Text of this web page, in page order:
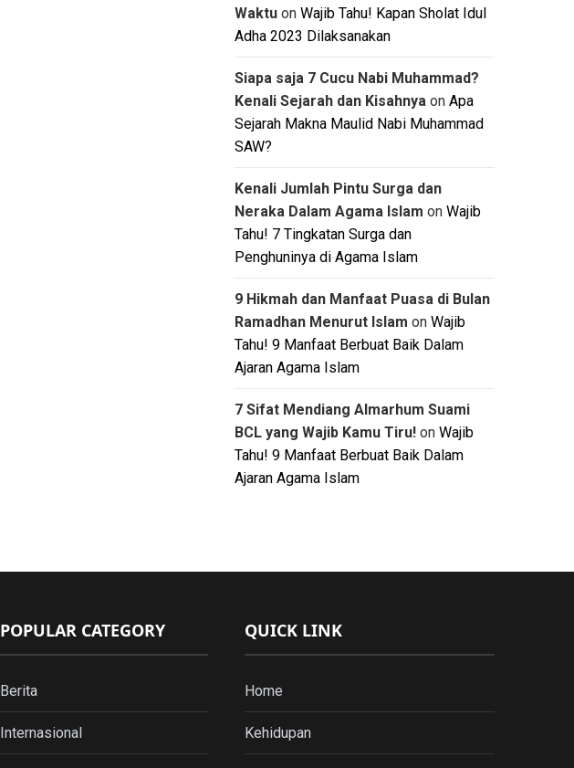
Waktu on Wajib Tahu! Kapan Sholat Idul
Adha 2023 Dilaksanakan
Siapa saja 7 Cucu Nabi Muhammad?
Kenali Sejarah dan Kisahnya on Apa
Sejarah Makna Maulid Nabi Muhammad
SAW?
Kenali Jumlah Pintu Surga dan
Neraka Dalam Agama Islam on Wajib
Tahu! 7 Tingkatan Surga dan
Penghuninya di Agama Islam
9 Hikmah dan Manfaat Puasa di Bulan
Ramadhan Menurut Islam on Wajib
Tahu! 9 Manfaat Berbuat Baik Dalam
Ajaran Agama Islam
7 Sifat Mendiang Almarhum Suami
BCL yang Wajib Kamu Tiru! on Wajib
Tahu! 9 Manfaat Berbuat Baik Dalam
Ajaran Agama Islam
POPULAR CATEGORY
Berita
Internasional
QUICK LINK
Home
Kehidupan